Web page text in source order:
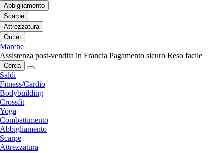
Abbigliamento
Scarpe
Attrezzatura
Outlet
Marche
Assistenza post-vendita in Francia Pagamento sicuro Reso facile
Cerca
Saldi
Fitness/Cardio
Bodybuilding
Crossfit
Yoga
Combattimento
Abbigliamento
Scarpe
Attrezzatura